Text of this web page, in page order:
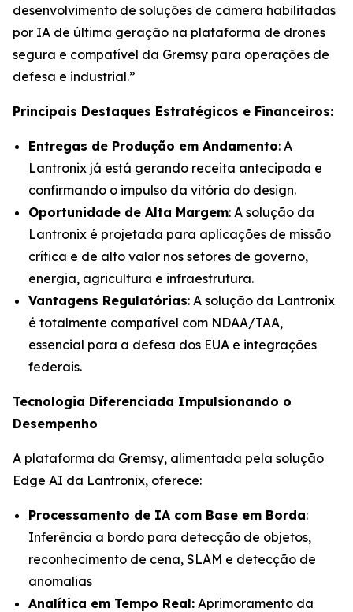
desenvolvimento de soluções de câmera habilitadas
por IA de última geração na plataforma de drones
segura e compatível da Gremsy para operações de
defesa e industrial.”
Principais Destaques Estratégicos e Financeiros:
Entregas de Produção em Andamento: A
Lantronix já está gerando receita antecipada e
confirmando o impulso da vitória do design.
Oportunidade de Alta Margem: A solução da
Lantronix é projetada para aplicações de missão
crítica e de alto valor nos setores de governo,
energia, agricultura e infraestrutura.
Vantagens Regulatórias: A solução da Lantronix
é totalmente compatível com NDAA/TAA,
essencial para a defesa dos EUA e integrações
federais.
Tecnologia Diferenciada Impulsionando o
Desempenho
A plataforma da Gremsy, alimentada pela solução
Edge AI da Lantronix, oferece:
Processamento de IA com Base em Borda:
Inferência a bordo para detecção de objetos,
reconhecimento de cena, SLAM e detecção de
anomalias
Analítica em Tempo Real: Aprimoramento da